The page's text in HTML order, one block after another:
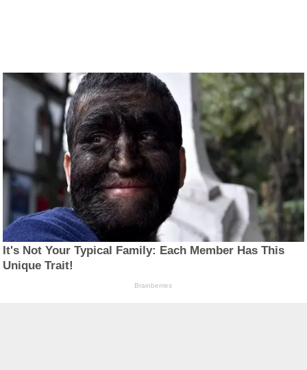
It's Not Your Typical Family: Each Member Has This
Unique Trait!
Brainberries